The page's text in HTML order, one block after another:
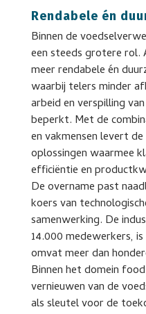
Rendabele én
Binnen de
een steeds grotere rol.
meer rendabele én
waarbij telers minder
arbeid en verspilling
beperkt. Met de
en vakmensen levert
oplossingen waarmee
efficiëntie en
De overname past
koers van
samenwerking. De
14.000 medewerkers,
omvat meer dan
Binnen het domein
vernieuwen van de
als sleutel voor de